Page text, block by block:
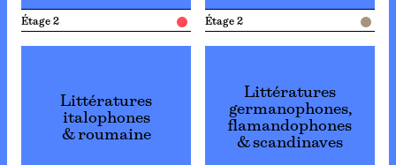
Étage 2 Étage 2
Littératures
italophones
& roumaine
Littératures
germanophones,
flamandophones
& scandinaves